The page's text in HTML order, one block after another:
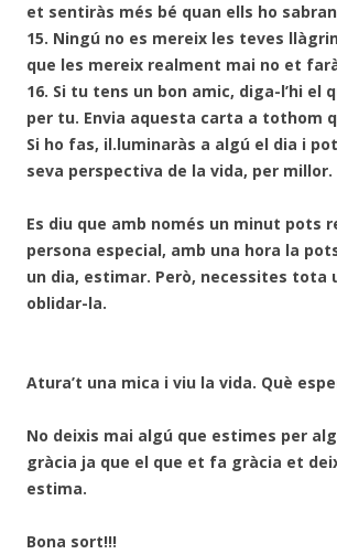
et sentiràs més bé quan ells ho
15. Ningú no es mereix les teves
que les mereix realment mai no et
16. Si tu tens un bon amic, diga-l’hi el
per tu. Envia aquesta carta a tothom
Si ho fas, il.luminaràs a algú el dia i
seva perspectiva de la vida, per millor.
Es diu que amb només un minut pots
persona especial, amb una hora la
un dia, estimar. Però, necessites tota
oblidar-la.
Atura’t una mica i viu la vida. Què
No deixis mai algú que estimes per
gràcia ja que el que et fa gràcia et
estima.
Bona sort!!!